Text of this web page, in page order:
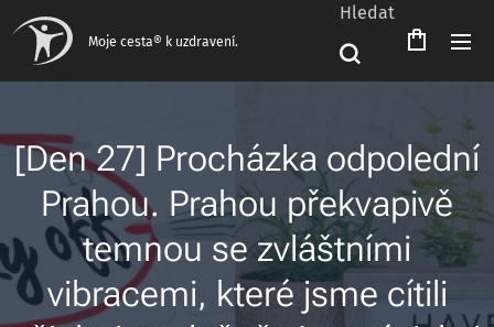
Moje cesta® k uzdravení.
Hledat
[Den 27] Procházka odpolední
Prahou. Prahou překvapivě
temnou se zvláštními
vibracemi, které jsme cítili